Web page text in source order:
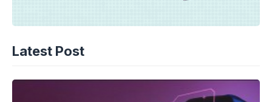
Latest Post